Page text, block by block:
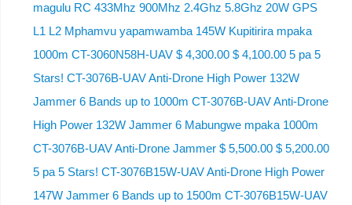
magulu RC 433Mhz 900Mhz 2.4Ghz 5.8Ghz 20W GPS
L1 L2 Mphamvu yapamwamba 145W Kupitirira mpaka
1000m CT-3060N58H-UAV $ 4,300.00 $ 4,100.00 5 pa 5
Stars! CT-3076B-UAV Anti-Drone High Power 132W
Jammer 6 Bands up to 1000m CT-3076B-UAV Anti-Drone
High Power 132W Jammer 6 Mabungwe mpaka 1000m
CT-3076B-UAV Anti-Drone Jammer $ 5,500.00 $ 5,200.00
5 pa 5 Stars! CT-3076B15W-UAV Anti-Drone High Power
147W Jammer 6 Bands up to 1500m CT-3076B15W-UAV